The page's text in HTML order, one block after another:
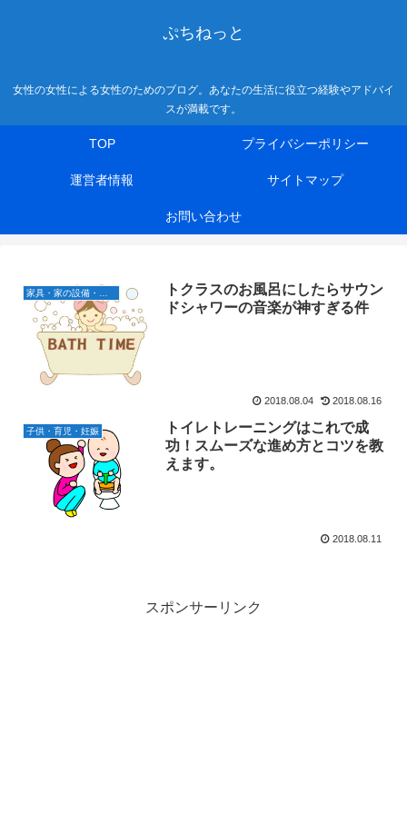
ぷちねっと
女性の女性による女性のためのブログ。あなたの生活に役立つ経験やアドバイ
スが満載です。
TOP プライバシーポリシー
運営者情報 サイトマップ
お問い合わせ
トクラスのお風呂にしたらサウン
ドシャワーの音楽が神すぎる件
2018.08.04 2018.08.16
子供・育児・妊娠
トイレトレーニングはこれで成
功！スムーズな進め方とコツを教
えます。
2018.08.11
スポンサーリンク